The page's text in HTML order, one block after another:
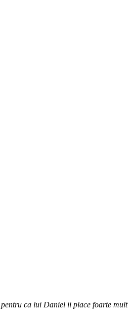
pentru ca lui Daniel ii place foarte mult